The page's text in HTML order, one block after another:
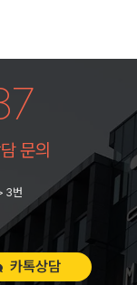
문의
3번
카톡상담